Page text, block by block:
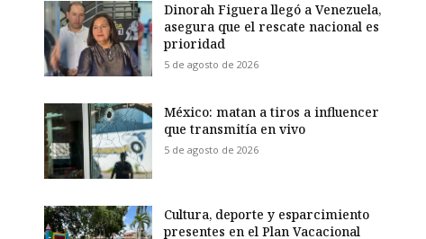
Dinorah Figuera llegó a Venezuela,
asegura que el rescate nacional es
prioridad
5 de agosto de 2026
México: matan a tiros a influencer
que transmitía en vivo
5 de agosto de 2026
Cultura, deporte y esparcimiento
presentes en el Plan Vacacional